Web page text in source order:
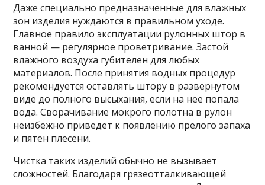
Даже специально предназначенные для влажных
зон изделия нуждаются в правильном уходе.
Главное правило эксплуатации рулонных штор в
ванной — регулярное проветривание. Застой
влажного воздуха губителен для любых
материалов. После принятия водных процедур
рекомендуется оставлять штору в развернутом
виде до полного высыхания, если на нее попала
вода. Сворачивание мокрого полотна в рулон
неизбежно приведет к появлению прелого запаха
и пятен плесени.
Чистка таких изделий обычно не вызывает
сложностей. Благодаря грязеотталкивающей